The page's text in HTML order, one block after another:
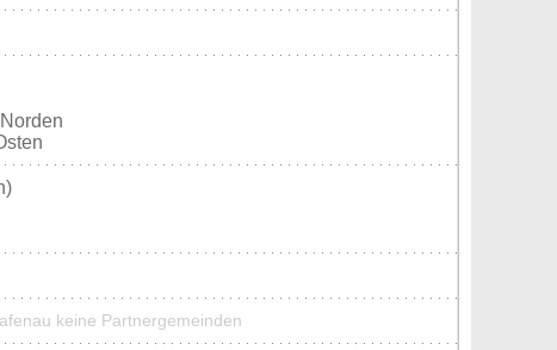
keine Partnergemeinden